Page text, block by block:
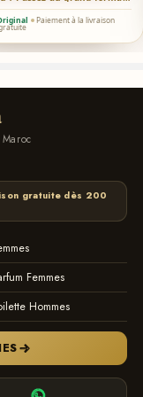
Paiement à la livraison
gratuite dès 200
Femmes
Hommes